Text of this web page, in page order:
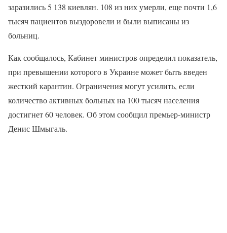
заразились 5 138 киевлян. 108 из них умерли, еще почти 1,6
тысяч пациентов выздоровели и были выписаны из
больниц.
Как сообщалось, Кабинет министров определил показатель,
при превышении которого в Украине может быть введен
жесткий карантин. Ограничения могут усилить, если
количество активных больных на 100 тысяч населения
достигнет 60 человек. Об этом сообщил премьер-министр
Денис Шмыгаль.